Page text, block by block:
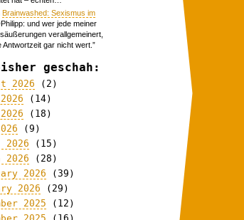
Brainwashed: Sexismus im
und wer jede meiner
verallgemeinert,
Antwortzeit gar nicht wert. ”
geschah:
2026 (2)
(14)
(18)
(9)
(15)
2026 (28)
2026 (39)
2026 (29)
2025 (12)